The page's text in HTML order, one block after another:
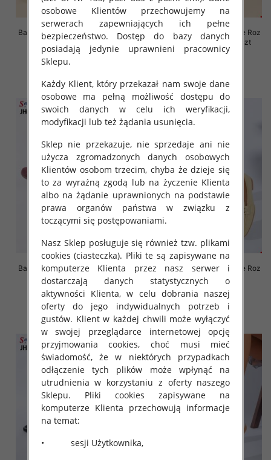
Balerinki/ Espadryle damskie Roz
36-41, 1 kolor Paczka 8 szt
61.00 zł
Balerinki/ Espadryle damskie Roz
36-41, 1 kolor Paczka 8 szt
Balerinki/ Espadryle damskie Roz
36-41, 1 kolor Paczka 8 szt
66.00 zł
szczegóły
Balerinki/ Espadryle damskie Roz
36-41 / 12 par
36.00 zł
szczegóły
osobowe Klientów przechowujemy na
serwerach zapewniających ich pełne
bezpieczeństwo. Dostęp do bazy danych
posiadają jedynie uprawnieni pracownicy
Sklepu.
Każdy Klient, który przekazał nam swoje dane
osobowe ma pełną możliwość dostępu do
swoich danych w celu ich weryfikacji,
modyfikacji lub też żądania usunięcia.
Sklep nie przekazuje, nie sprzedaje ani nie
użycza zgromadzonych danych osobowych
Klientów osobom trzecim, chyba że dzieje się
to za wyraźną zgodą lub na życzenie Klienta
albo na żądanie uprawnionych na podstawie
prawa organów państwa w związku z
toczącymi się postępowaniami.
Nasz Sklep posługuje się również tzw. plikami
cookies (ciasteczka). Pliki te są zapisywane na
komputerze Klienta przez nasz serwer i
dostarczają danych statystycznych o
aktywności Klienta, w celu dobrania naszej
oferty do jego indywidualnych potrzeb i
gustów. Klient w każdej chwili może wyłączyć
w swojej przeglądarce internetowej opcję
przyjmowania cookies, choć musi mieć
świadomość, że w niektórych przypadkach
odłączenie tych plików może wpłynąć na
utrudnienia w korzystaniu z oferty naszego
Sklepu. Pliki cookies zapisywane na
komputerze Klienta przechowują informacje
na temat:
• sesji Użytkownika,